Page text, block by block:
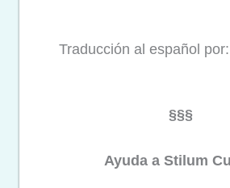
Traducción al español por:
§§§
Ayuda a Stilum